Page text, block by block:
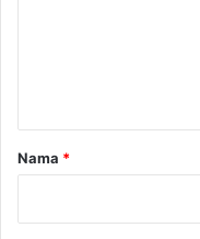
rNama *